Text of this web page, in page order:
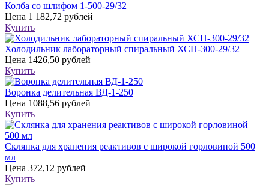
Колба со шлифом 1-500-29/32
Цена 1 182,72 рублей
Купить
Холодильник лабораторный спиральный ХСН-300-29/32
Цена 1426,50 рублей
Купить
Воронка делительная ВД-1-250
Цена 1088,56 рублей
Купить
Склянка для хранения реактивов с широкой горловиной 500
мл
Цена 372,12 рублей
Купить